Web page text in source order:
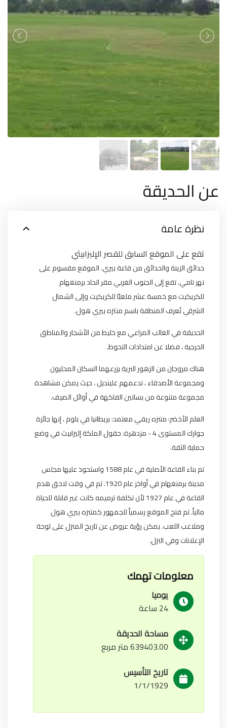
عن الحديقة
نظرة عامة
تقع على الموقع السابق للقصر الإليزابيثي
حدائق الزينة والحدائق من قاعة بيري. الموقع مقسوم على
نهر تامي. تقع إلى الجنوب الغربي مقر اتحاد برمنغهام
للكريكيت مع خمسة عشر ملعبًا للكريكيت وإلى الشمال
الشرقي تُعرف المنطقة باسم منتزه بيري هول.
الحديقة في الغالب المراعي مع خليط من الأشجار والمناطق
الحرجية ، فضلا عن امتدادات التحوط.
هناك مروجان من الزهور البرية يزرعهما السكان المحليون
ومجموعة الأصدقاء ، تدعمهم غلينديل ، حيث يمكن مشاهدة
مجموعة متنوعة من بساتين الفاكهة في أوائل الصيف.
العلم الأخضر: متنزه ريفي معتمد: بريطانيا في بلوم ، إنها جائزة
جوارك المستوى 4 - مزدهرة: حقول الملكة إليزابيث في وضع
حماية الثقة.
تم بناء القاعة الأصلية في عام 1588 واستحوذ عليها مجلس
مدينة برمنغهام في أواخر عام 1920. تم في وقت لاحق هدم
القاعة في عام 1927 لأن تكلفة ترميمه كانت غير قابلة للحياة
مالياً. تم فتح الموقع رسمياً للجمهور كمتنزه بيري هول
وملاعب اللعب. يمكن رؤية عروض عن تاريخ المنزل على لوحة
الإعلانات وفي النزل.
معلومات تهمك
يوميا
24 ساعة
مساحة الحديقة
639403.00 متر مربع
تاريخ التأسيس
1/1/1929